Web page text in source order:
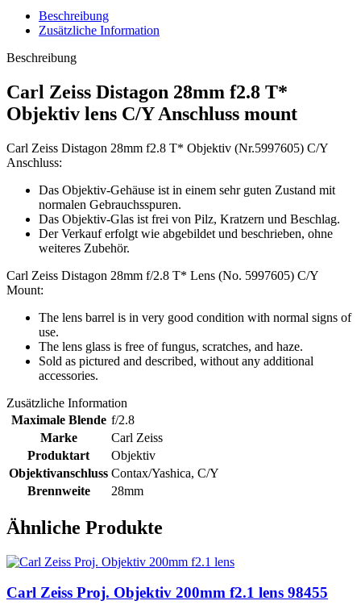
Beschreibung
Zusätzliche Information
Beschreibung
Carl Zeiss Distagon 28mm f2.8 T*
Objektiv lens C/Y Anschluss mount
Carl Zeiss Distagon 28mm f2.8 T* Objektiv (Nr.5997605) C/Y
Anschluss:
Das Objektiv-Gehäuse ist in einem sehr guten Zustand mit
normalen Gebrauchsspuren.
Das Objektiv-Glas ist frei von Pilz, Kratzern und Beschlag.
Der Verkauf erfolgt wie abgebildet und beschrieben, ohne
weiteres Zubehör.
Carl Zeiss Distagon 28mm f/2.8 T* Lens (No. 5997605) C/Y
Mount:
The lens barrel is in very good condition with normal signs of
use.
The lens glass is free of fungus, scratches, and haze.
Sold as pictured and described, without any additional
accessories.
Zusätzliche Information
Maximale Blende f/2.8
Marke
Carl Zeiss
Produktart
Objektiv
Objektivanschluss Contax/Yashica, C/Y
Brennweite
28mm
Ähnliche Produkte
Carl Zeiss Proj. Objektiv 200mm f2.1 lens 98455